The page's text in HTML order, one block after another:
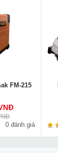
FM-215
0 đánh giá